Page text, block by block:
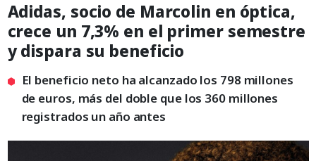
Adidas, socio de Marcolin en óptica,
crece un 7,3% en el primer semestre
y dispara su beneficio
El beneficio neto ha alcanzado los 798 millones
de euros, más del doble que los 360 millones
registrados un año antes